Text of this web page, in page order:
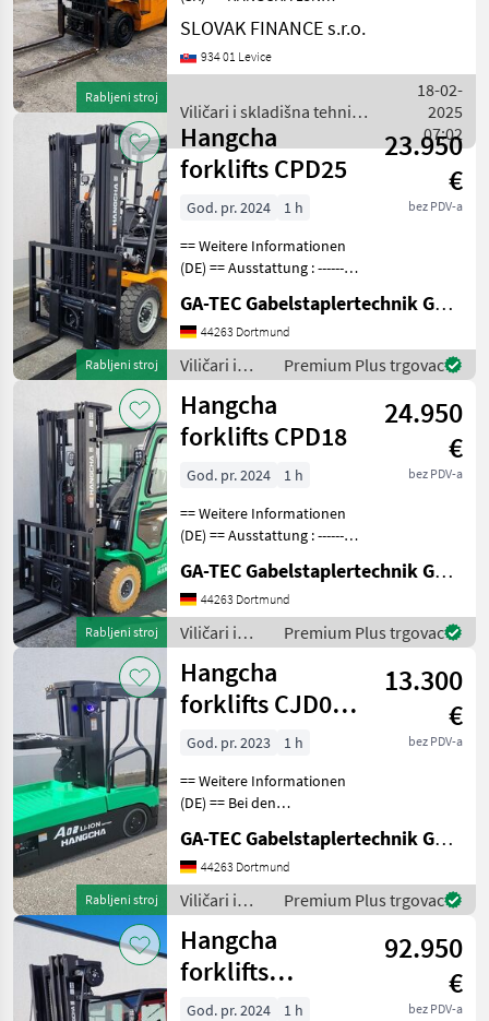
Rabljeni stroj
vysokozdvižný vozík, r.v.
2011, 1605 MTH, Benzín -
plyn, váha 2970kg, po
6.900€ + DPH Vi
SLOVAK FINANCE s.r.o.
934 01 Levice
Viličari i skladišna tehnika
/ Hangcha forklifts
18-02-
2025
07:02
Rabljeni stroj
Hangcha
forklifts CPD25
23.950
€
bez PDV-a
God. pr. 2024
1 h
== Weitere Informationen
(DE) == Ausstattung : ----------
4. Ventil - Dachabdeckung -
Vollfreihub -
Arbeitsscheinwerfer vorne
Anbau
GA-TEC Gabelstaplertechnik GmbH
44263 Dortmund
Viličari i
skladišna
tehnika /
Hangcha
forklifts
Premium Plus trgovac
Rabljeni stroj
Hangcha
forklifts CPD18
24.950
€
bez PDV-a
God. pr. 2024
1 h
== Weitere Informationen
(DE) == Ausstattung : ----------
4. Ventil - Vollkabine -
Vollfreihub -
Arbeitsscheinwerfer vorne -
Arbeits
GA-TEC Gabelstaplertechnik GmbH
44263 Dortmund
Viličari i
skladišna
tehnika /
Hangcha
forklifts
Premium Plus trgovac
Rabljeni stroj
Hangcha
forklifts CJD02-
AMC1-M1I
13.300
€
bez PDV-a
God. pr. 2023
1 h
== Weitere Informationen
(DE) == Bei den
sich generell um
abgelesene Stunden. Gerne
bieten wir Ihnen den
passenden Transport an.
Weite
GA-TEC Gabelstaplertechnik GmbH
44263 Dortmund
Viličari i
skladišna
tehnika /
Hangcha
forklifts
Premium Plus trgovac
Hangcha
forklifts
CPCD100
92.950
€
bez PDV-a
God. pr. 2024
1 h